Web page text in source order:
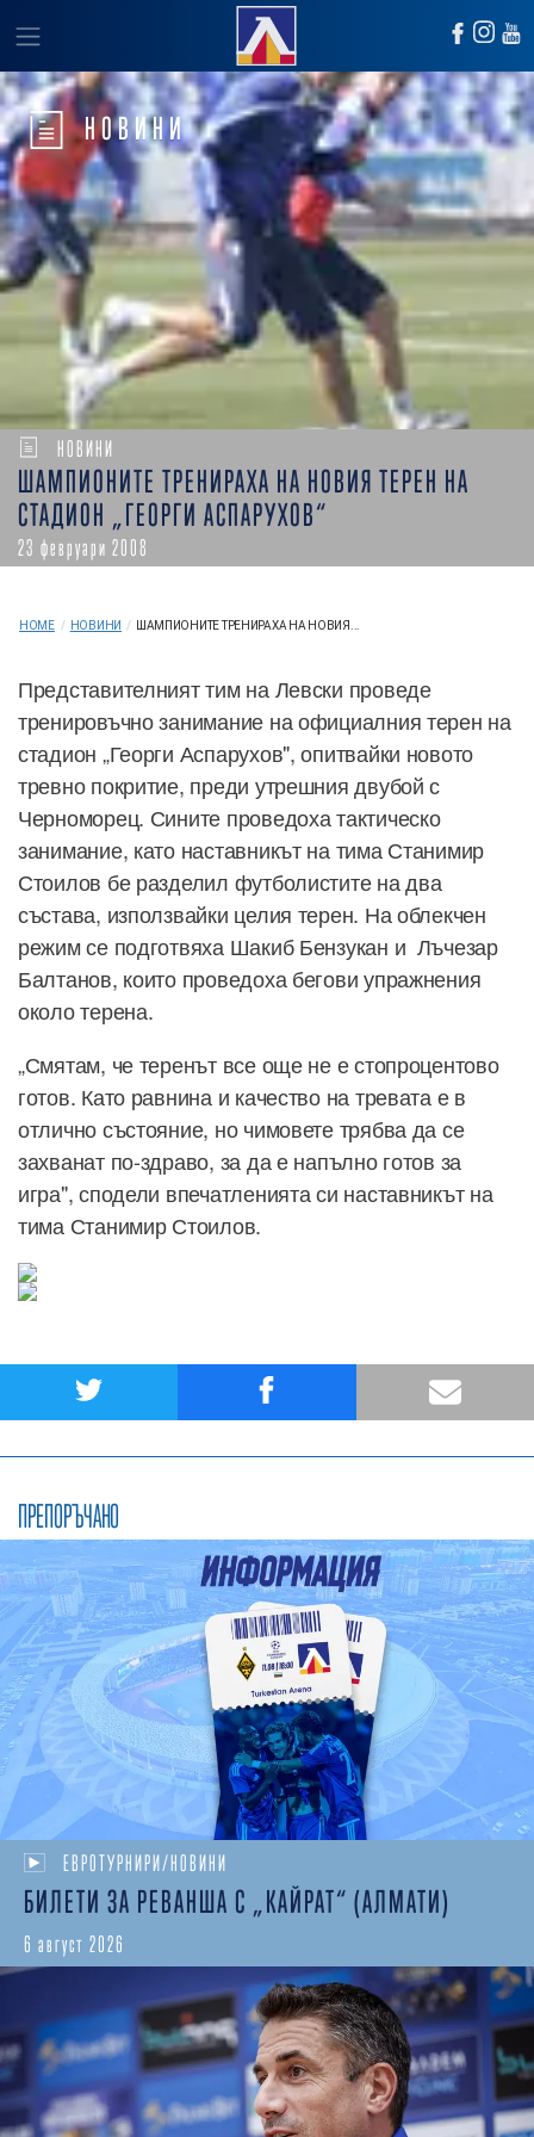
НОВИНИ
НОВИНИ
ШАМПИОНИТЕ ТРЕНИРАХА НА НОВИЯ ТЕРЕН НА
СТАДИОН „ГЕОРГИ АСПАРУХОВ“
23 февруари 2008
HOME / НОВИНИ / ШАМПИОНИТЕ ТРЕНИРАХА НА НОВИЯ...
Представителният тим на Левски проведе
тренировъчно занимание на официалния терен на
стадион „Георги Аспарухов", опитвайки новото
тревно покритие, преди утрешния двубой с
Черноморец. Сините проведоха тактическо
занимание, като наставникът на тима Станимир
Стоилов бе разделил футболистите на два
състава, използвайки целия терен. На облекчен
режим се подготвяха Шакиб Бензукан и Лъчезар
Балтанов, които проведоха бегови упражнения
около терена.
„Смятам, че теренът все още не е стопроцентово
готов. Като равнина и качество на тревата е в
отлично състояние, но чимовете трябва да се
захванат по-здраво, за да е напълно готов за
игра", сподели впечатленията си наставникът на
тима Станимир Стоилов.
ПРЕПОРЪЧАНО
ЕВРОТУРНИРИ/НОВИНИ
БИЛЕТИ ЗА РЕВАНША С „КАЙРАТ“ (АЛМАТИ)
6 август 2026